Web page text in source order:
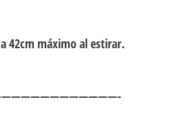
42cm máximo al estirar.